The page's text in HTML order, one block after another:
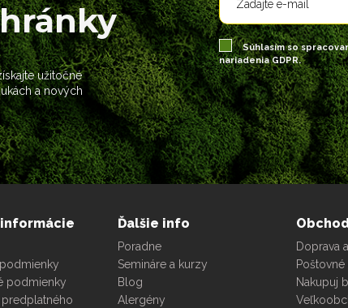
užitočné
a nových
Súhlasím so
nariadenia GDPR.
podmienky
Ďalšie info
Poradne
Semináre a kurzy
Blog
Alergény
Doprava
Nakupuj